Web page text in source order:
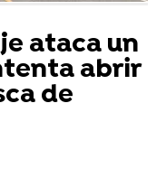
ataca un
abrir
de